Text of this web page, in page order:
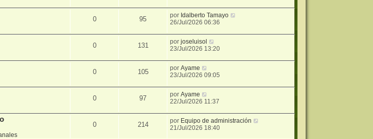
0 95 por Idalberto Tamayo
26/Jul/2026 06:36
0 131 porjoseluisol
23/Jul/2026 13:20
0 105 porAyame
23/Jul/2026 09:05
0 97 porAyame
22/Jul/2026 11:37
0 214 por Equipo de administración
21/Jul/2026 18:40